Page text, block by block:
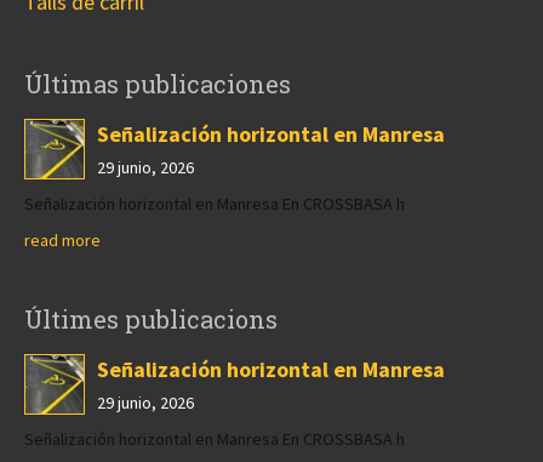
Últimas publicaciones
Señalización horizontal en Manresa
29 junio, 2026
Señalización horizontal en Manresa En CROSSBASA h
read more
Últimes publicacions
Señalización horizontal en Manresa
29 junio, 2026
Señalización horizontal en Manresa En CROSSBASA h